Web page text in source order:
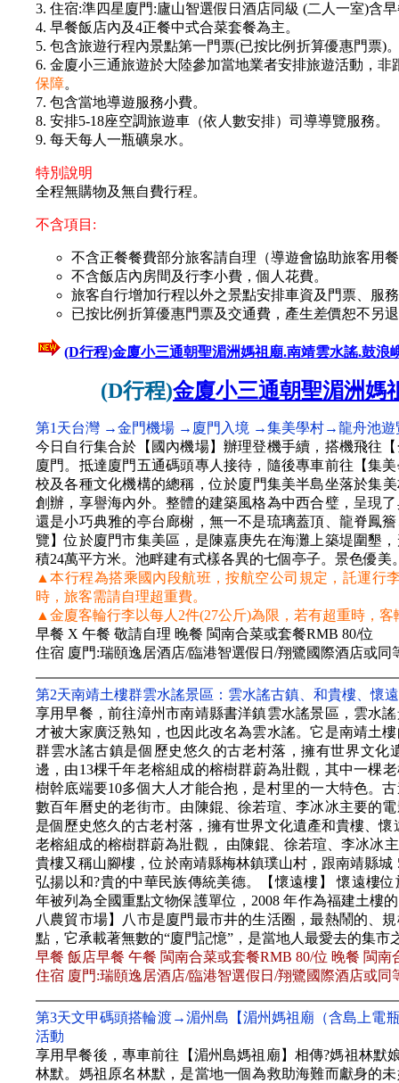
3. 住宿:準四星廈門:廬山智選假日酒店同級 (二人一室)含
4. 早餐飯店內及4正餐中式合菜套餐為主。
5. 包含旅遊行程內景點第一門票(已按比例折算優惠門票)
6. 金廈小三通旅遊於大陸參加當地業者安排旅遊活動，非
保障。
7. 包含當地導遊服務小費。
8. 安排5-18座空調旅遊車（依人數安排）司導導覽服務。
9. 每天每人一瓶礦泉水。
特別說明
全程無購物及無自費行程。
不含項目:
不含正餐餐費部分旅客請自理（導遊會協助旅客用
不含飯店內房間及行李小費，個人花費。
旅客自行增加行程以外之景點安排車資及門票、服
已按比例折算優惠門票及交通費，產生差價恕不另
(D行程)金廈小三通朝聖湄洲媽祖廟.南靖雲水謠.鼓浪
(D行程)金廈小三通朝聖湄洲媽
第1天台灣 →金門機場 →廈門入境 →集美學村→龍舟池
今日自行集合於【國內機場】辦理登機手續，搭機飛往
廈門。抵達廈門五通碼頭專人接待，隨後專車前往【集
校及各種文化機構的總稱，位於廈門集美半島坐落於集
創辦，享譽海內外。整體的建築風格為中西合璧，呈現
還是小巧典雅的亭台廊榭，無一不是琉璃蓋頂、龍脊鳳
覽】位於廈門市集美區，是陳嘉庚先在海灘上築堤圍墾
積24萬平方米。池畔建有式樣各異的七個亭子。景色優美
▲本行程為搭乘國內段航班，按航空公司規定，託運行
時，旅客需請自理超重費。
▲金廈客輪行李以每人2件(27公斤)為限，若有超重時，客
早餐 X 午餐 敬請自理 晚餐 閩南合菜或套餐RMB 80/位
住宿 廈門:瑞頤逸居酒店/臨港智選假日/翔鷺國際酒店或同
第2天南靖土樓群雲水謠景區：雲水謠古鎮、和貴樓、
享用早餐，前往漳州市南靖縣書洋鎮雲水謠景區，雲水
才被大家廣泛熟知，也因此改名為雲水謠。它是南靖土
群雲水謠古鎮是個歷史悠久的古老村落，擁有世界文
邊，由13棵千年老榕組成的榕樹群蔚為壯觀，其中一棵
樹幹底端要10多個大人才能合抱，是村里的一大特色。
數百年曆史的老街市。由陳錕、徐若瑄、李冰冰主要的
是個歷史悠久的古老村落，擁有世界文化遺產和貴樓、
老榕組成的榕樹群蔚為壯觀， 由陳錕、徐若瑄、李冰冰
貴樓又稱山腳樓，位於南靖縣梅林鎮璞山村，跟南靖縣
弘揚以和?貴的中華民族傳統美德。【懷遠樓】 懷遠樓
年被列為全國重點文物保護單位，2008 年作為福建土樓
八農貿市場】八市是廈門最市井的生活圈，最熱鬧的、
點，它承載著無數的“廈門記憶”，是當地人最愛去的集市
早餐 飯店早餐 午餐 閩南合菜或套餐RMB 80/位 晚餐 閩南
住宿 廈門:瑞頤逸居酒店/臨港智選假日/翔鷺國際酒店或同
第3天文甲碼頭搭輪渡→湄州島【湄州媽祖廟（含島上
活動
享用早餐後，專車前往【湄州島媽祖廟】相傳?媽祖林默
林默。媽祖原名林默，是當地一個為救助海難而獻身的